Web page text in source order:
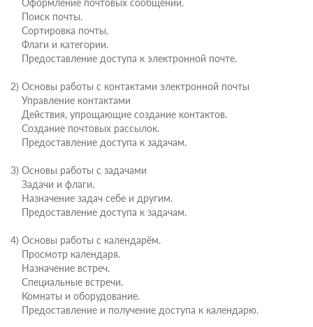
Оформление почтовых сообщений.
Поиск почты.
Сортировка почты.
Флаги и категории.
Предоставление доступа к электронной почте.
2) Основы работы с контактами электронной почты
Управление контактами
Действия, упрощающие создание контактов.
Создание почтовых рассылок.
Предоставление доступа к задачам.
3) Основы работы с задачами
Задачи и флаги.
Назначение задач себе и другим.
Предоставление доступа к задачам.
4) Основы работы с календарём.
Просмотр календаря.
Назначение встреч.
Специальные встречи.
Комнаты и оборудование.
Предоставление и получение доступа к календарю.